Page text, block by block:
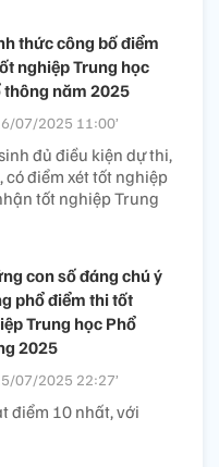
thức công bố điểm
nghiệp Trung học
thông năm 2025
07/2025 11:00’
đủ điều kiện dự thi,
điểm xét tốt nghiệp
tốt nghiệp Trung
con số đáng chú ý
phổ điểm thi tốt
Trung học Phổ
2025
07/2025 22:27’
điểm 10 nhất, với